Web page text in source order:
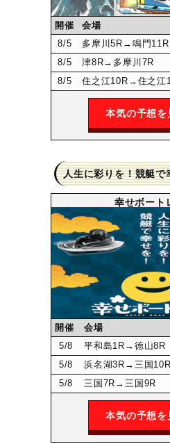
開催 会場
8/5 多摩川5R →鳴門11R
8/5 津8R→多摩川7R
8/5 住之江10R →住之江
本気の予想を
人生に彩りを！競艇で
幸せボート
開催 会場
5/8 平和島1R →徳山8R
5/8 浜名湖3R →三国10R
5/8 三国7R →三国9R
本気の予想を